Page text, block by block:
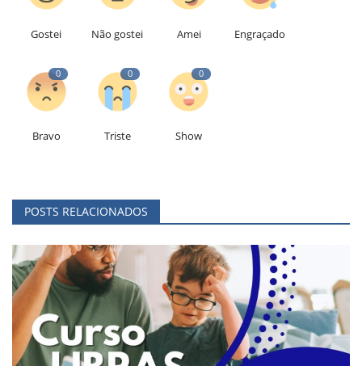
Gostei Não gostei Amei Engraçado
0
Bravo
0
Triste
0
Show
POSTS RELACIONADOS